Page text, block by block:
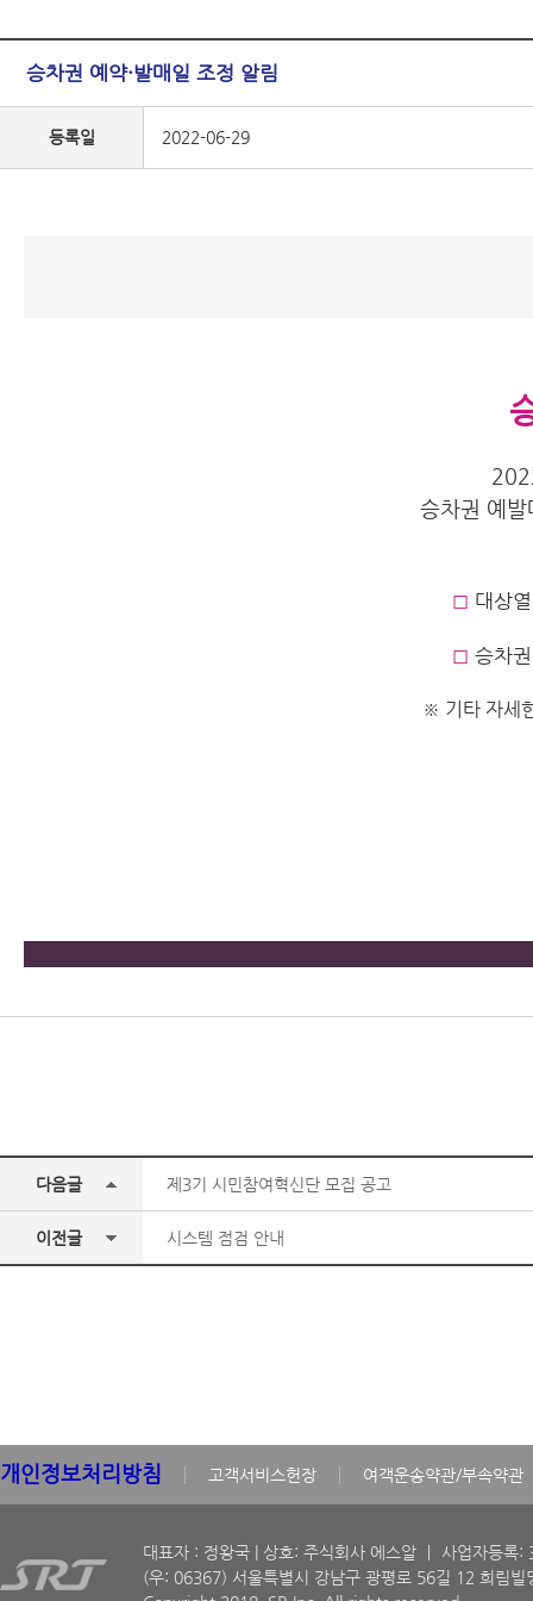
승차권 예약·발매일 조정 알림
등록일 2022-06-29
승차권 예
◻︎ 대상
◻︎ 승차
※ 기타 자세
다음글 제3기 시민참여혁신단 모집 공고
이전글 시스템 점검 안내
개인정보처리방침 고객서비스헌장 여객운송약관/부속약관
대표자 : 정왕국 | 상호: 주식회사 에스알 ㅣ 사업자등
(우: 06367) 서울특별시 강남구 광평로 56길 12 희림빌